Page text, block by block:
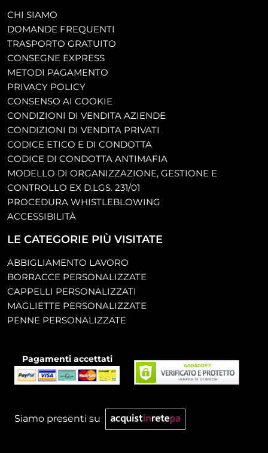
CHI SIAMO
DOMANDE FREQUENTI
TRASPORTO GRATUITO
CONSEGNE EXPRESS
METODI PAGAMENTO
PRIVACY POLICY
CONSENSO AI COOKIE
CONDIZIONI DI VENDITA AZIENDE
CONDIZIONI DI VENDITA PRIVATI
CODICE ETICO E DI CONDOTTA
CODICE DI CONDOTTA ANTIMAFIA
MODELLO DI ORGANIZZAZIONE, GESTIONE E
CONTROLLO EX D.LGS. 231/01
PROCEDURA WHISTLEBLOWING
ACCESSIBILITÀ
LE CATEGORIE PIÙ VISITATE
ABBIGLIAMENTO LAVORO
BORRACCE PERSONALIZZATE
CAPPELLI PERSONALIZZATI
MAGLIETTE PERSONALIZZATE
PENNE PERSONALIZZATE
Pagamenti accettati
Siamo presenti su